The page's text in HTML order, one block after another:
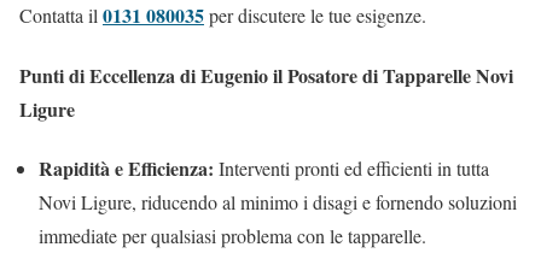
Contatta il0131 080035per discutere le tue esigenze.
Punti di Eccellenza di Eugenio il Posatore di Tapparelle Novi
Ligure
Rapidità e Efficienza: Interventi pronti ed efficienti in tutta
Novi Ligure, riducendo al minimo i disagi e fornendo soluzioni
immediate per qualsiasi problema con le tapparelle.